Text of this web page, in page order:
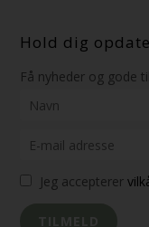
Hold dig
Få nyheder og gode
Jeg accepterer